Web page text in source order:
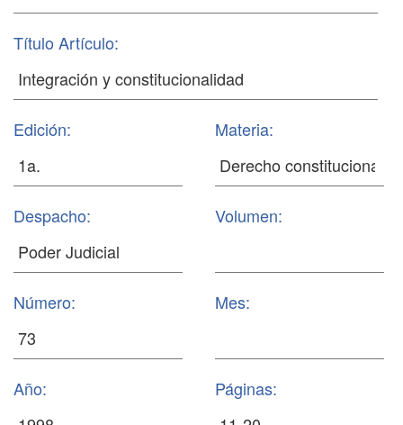
Título Artículo:
Edición: Materia:
Despacho: Volumen:
Número: Mes:
Año: Páginas: